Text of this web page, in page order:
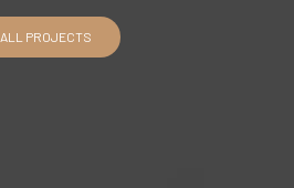
ALL PROJECTS